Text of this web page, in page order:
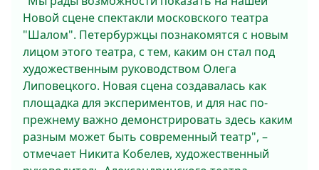
Новой сцене спектакли московского театра
"Шалом". Петербуржцы познакомятся с новым
лицом этого театра, с тем, каким он стал под
художественным руководством Олега
Липовецкого. Новая сцена создавалась как
площадка для экспериментов, и для нас по-
прежнему важно демонстрировать здесь каким
разным может быть современный театр", –
отмечает Никита Кобелев, художественный